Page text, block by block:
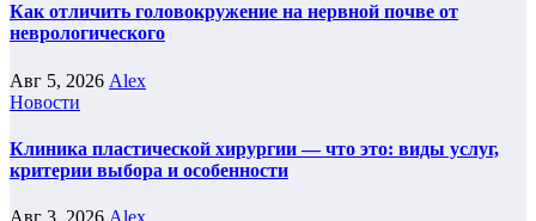
Как отличить головокружение на нервной почве от
неврологического
Авг 5, 2026 Alex
Новости
Клиника пластической хирургии — что это: виды услуг,
критерии выбора и особенности
Авг 3, 2026 Alex